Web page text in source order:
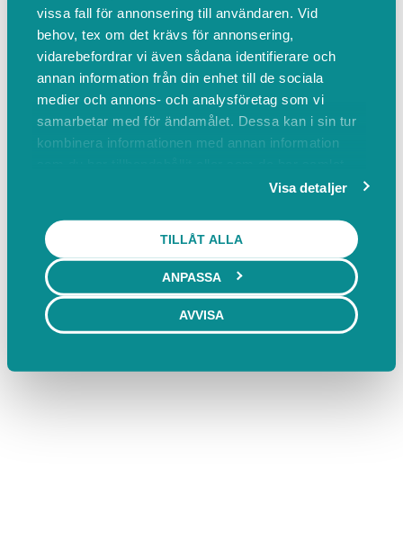
vissa fall för annonsering till användaren. Vid
behov, tex om det krävs för annonsering,
vidarebefordrar vi även sådana identifierare och
annan information från din enhet till de sociala
medier och annons- och analysföretag som vi
samarbetar med för ändamålet. Dessa kan i sin tur
kombinera informationen med annan information
Visa detaljer
TILLÅT ALLA
ANPASSA
AVVISA